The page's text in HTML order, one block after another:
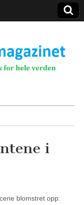
i
blomstret opp: